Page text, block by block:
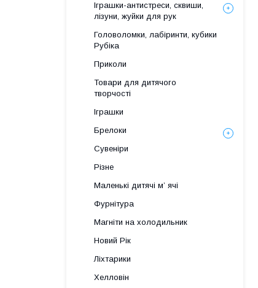
Іграшки-антистреси, сквиши,
лізуни, жуйки для рук
Головоломки, лабіринти, кубики
Рубіка
Приколи
Товари для дитячого
творчості
Іграшки
Брелоки
Сувеніри
Різне
Маленькі дитячі м’ ячі
Фурнітура
Магніти на холодильник
Новий Рік
Ліхтарики
Хелловін